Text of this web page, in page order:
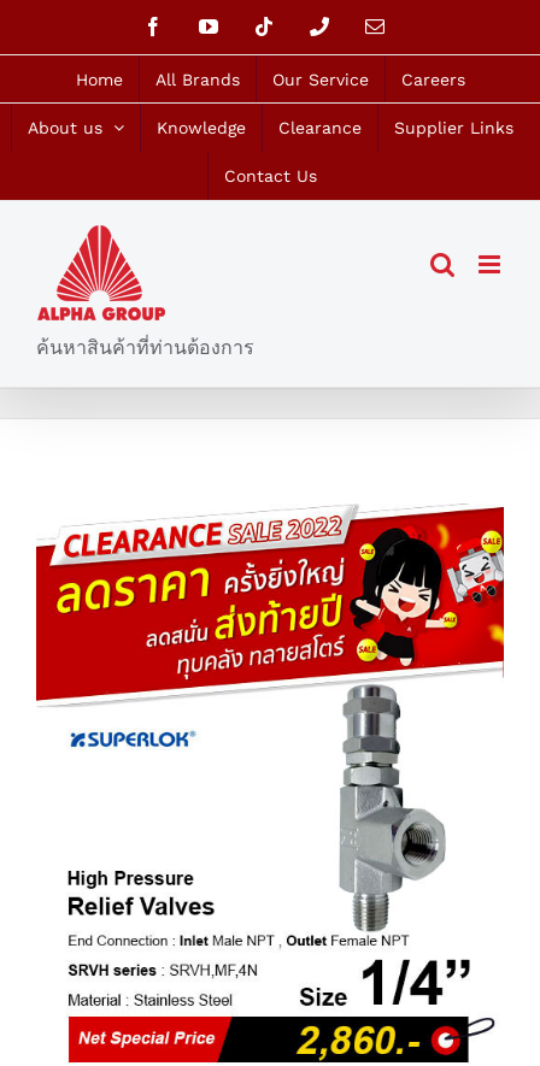
FacebookYouTube Tiktok PhoneEmail
Home All Brands Our Service Careers
About us Knowledge Clearance Supplier Links
Contact Us
ค้นหาสินค้าที่ท่านต้องการ